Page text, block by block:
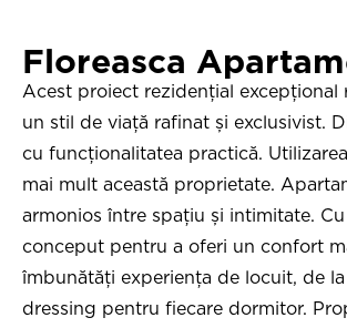
Floreasca
Acest proiect rezidențial
un stil de viață rafinat și exclusivist.
cu funcționalitatea practică.
mai mult această proprietate.
armonios între spațiu și intimitate.
conceput pentru a oferi un confort
îmbunătăți experiența de locuit, de
dressing pentru fiecare dormitor.